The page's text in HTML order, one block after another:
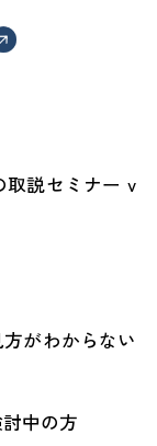
取説セミナー v
がわからない
中の方